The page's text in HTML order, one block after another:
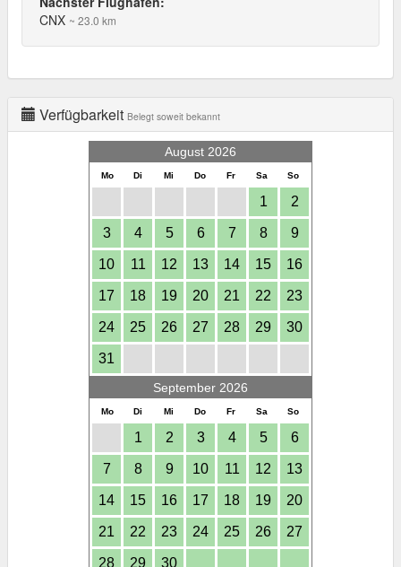
CNX ~ 23.0 km
Verfügbarkeit Belegt soweit bekannt
August 2026
Mo Di Mi Do Fr Sa So
1 2
3 4 5 6 7 8 9
10 11 12 13 14 15 16
17 18 19 20 21 22 23
24 25 26 27 28 29 30
31
September 2026
Mo Di Mi Do Fr Sa So
1 2 3 4 5 6
7 8 9 10 11 12 13
14 15 16 17 18 19 20
21 22 23 24 25 26 27
28 29 30